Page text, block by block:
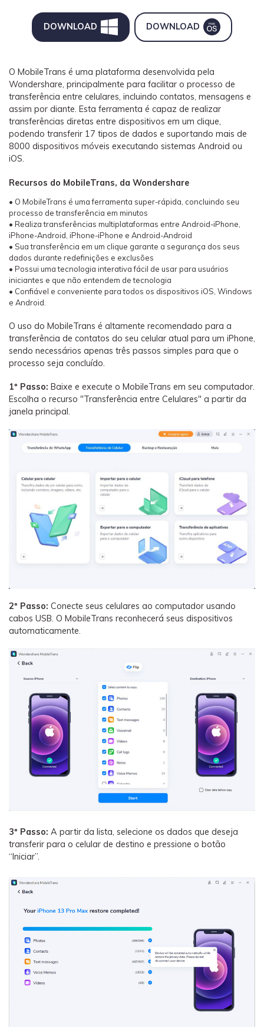
DOWNLOAD DOWNLOAD
O MobileTrans é uma plataforma desenvolvida pela
Wondershare, principalmente para facilitar o processo de
transferência entre celulares, incluindo contatos, mensagens e
assim por diante. Esta ferramenta é capaz de realizar
transferências diretas entre dispositivos em um clique,
podendo transferir 17 tipos de dados e suportando mais de
8000 dispositivos móveis executando sistemas Android ou
iOS.
Recursos do MobileTrans, da Wondershare
• O MobileTrans é uma ferramenta super-rápida, concluindo seu
processo de transferência em minutos
• Realiza transferências multiplataformas entre Android-iPhone,
iPhone-Android, iPhone-iPhone e Android-Android
• Sua transferência em um clique garante a segurança dos seus
dados durante redefinições e exclusões
• Possui uma tecnologia interativa fácil de usar para usuários
iniciantes e que não entendem de tecnologia
• Confiável e conveniente para todos os dispositivos iOS, Windows
e Android.
O uso do MobileTrans é altamente recomendado para a
transferência de contatos do seu celular atual para um iPhone,
sendo necessários apenas três passos simples para que o
processo seja concluído.
1º Passo: Baixe e execute o MobileTrans em seu computador.
Escolha o recurso "Transferência entre Celulares" a partir da
janela principal.
2º Passo: Conecte seus celulares ao computador usando
cabos USB. O MobileTrans reconhecerá seus dispositivos
automaticamente.
3º Passo: A partir da lista, selecione os dados que deseja
transferir para o celular de destino e pressione o botão
“Iniciar”.